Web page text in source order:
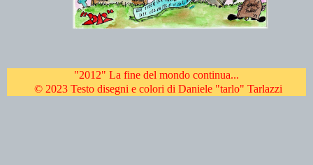
"2012" La fine del mondo continua...
© 2023 Testo disegni e colori di Daniele "tarlo" Tarlazzi